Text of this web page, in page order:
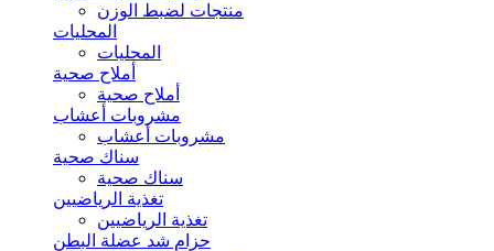
منتجات لضبط الوزن
المحليات
المحليات
أملاح صحية
أملاح صحية
مشروبات أعشاب
مشروبات أعشاب
سناك صحية
سناك صحية
تغذية الرياضيين
تغذية الرياضيين
حزام شد عضلة البطن